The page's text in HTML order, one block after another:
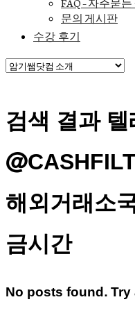
FAQ – 자주묻
문의 게시판
수강 후기
검색 결과
해외거래소
금시간
No posts found.